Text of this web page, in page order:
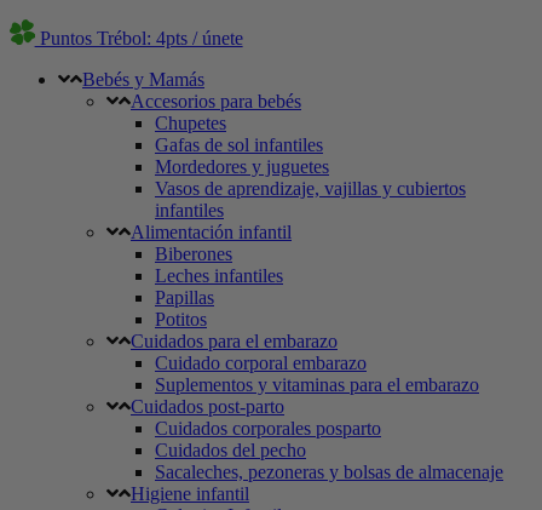
Puntos Trébol: 4pts / únete
Bebés y Mamás
Accesorios para bebés
Chupetes
Gafas de sol infantiles
Mordedores y juguetes
Vasos de aprendizaje, vajillas y cubiertos
infantiles
Alimentación infantil
Biberones
Leches infantiles
Papillas
Potitos
Cuidados para el embarazo
Cuidado corporal embarazo
Suplementos y vitaminas para el embarazo
Cuidados post-parto
Cuidados corporales posparto
Cuidados del pecho
Sacaleches, pezoneras y bolsas de almacenaje
Higiene infantil